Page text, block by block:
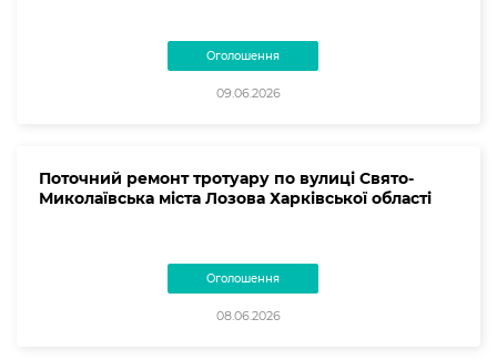
Оголошення
09.06.2026
Поточний ремонт тротуару по вулиці Свято-
Миколаївська міста Лозова Харківської області
Оголошення
08.06.2026